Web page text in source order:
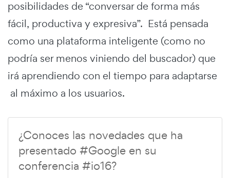
posibilidades de “conversar de forma más
fácil, productiva y expresiva”. Está pensada
como una plataforma inteligente (como no
podría ser menos viniendo del buscador) que
irá aprendiendo con el tiempo para adaptarse
al máximo a los usuarios.
¿Conoces las novedades que ha
presentado #Google en su
conferencia #io16?